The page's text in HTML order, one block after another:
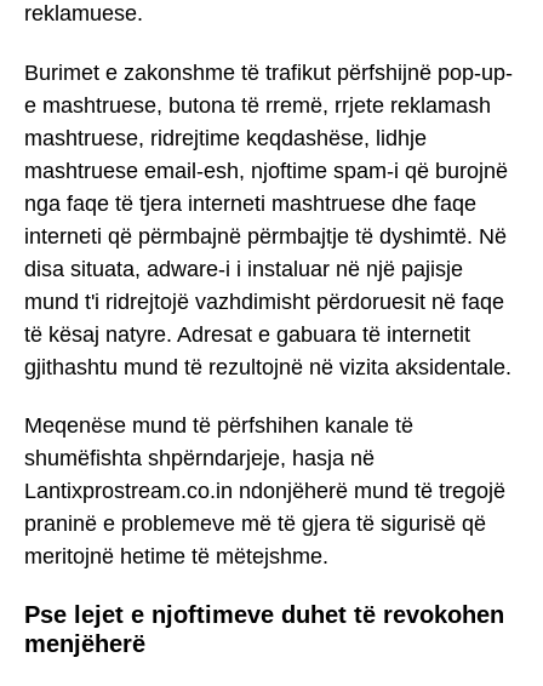
reklamuese.
Burimet e zakonshme të trafikut përfshijnë pop-up-
e mashtruese, butona të rremë, rrjete reklamash
mashtruese, ridrejtime keqdashëse, lidhje
mashtruese email-esh, njoftime spam-i që burojnë
nga faqe të tjera interneti mashtruese dhe faqe
interneti që përmbajnë përmbajtje të dyshimtë. Në
disa situata, adware-i i instaluar në një pajisje
mund t'i ridrejtojë vazhdimisht përdoruesit në faqe
të kësaj natyre. Adresat e gabuara të internetit
gjithashtu mund të rezultojnë në vizita aksidentale.
Meqenëse mund të përfshihen kanale të
shumëfishta shpërndarjeje, hasja në
Lantixprostream.co.in ndonjëherë mund të tregojë
praninë e problemeve më të gjera të sigurisë që
meritojnë hetime të mëtejshme.
Pse lejet e njoftimeve duhet të revokohen
menjëherë